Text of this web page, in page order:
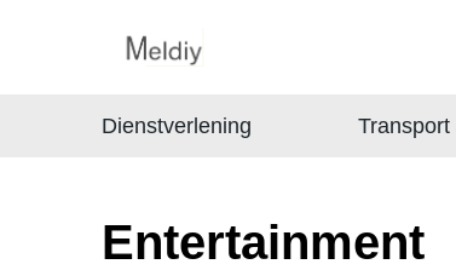
Dienstverlening
Entertainment